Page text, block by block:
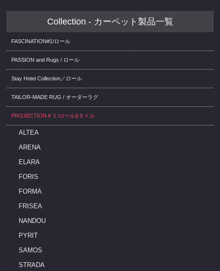
Collection - カーペット製品一覧
FASCINATION#1/ロール
PASSION and Rugs / ロール
Stay Hotel Collection／ロール
TAILOR-MADE RUG / オーダーラグ
PROJECTION＃１/ロール&タイル
ALTEA
ARENA
ELARA
FORIS
FORMA
FRISEA
NANDOU
PYRIT
SAMOS
STRADA